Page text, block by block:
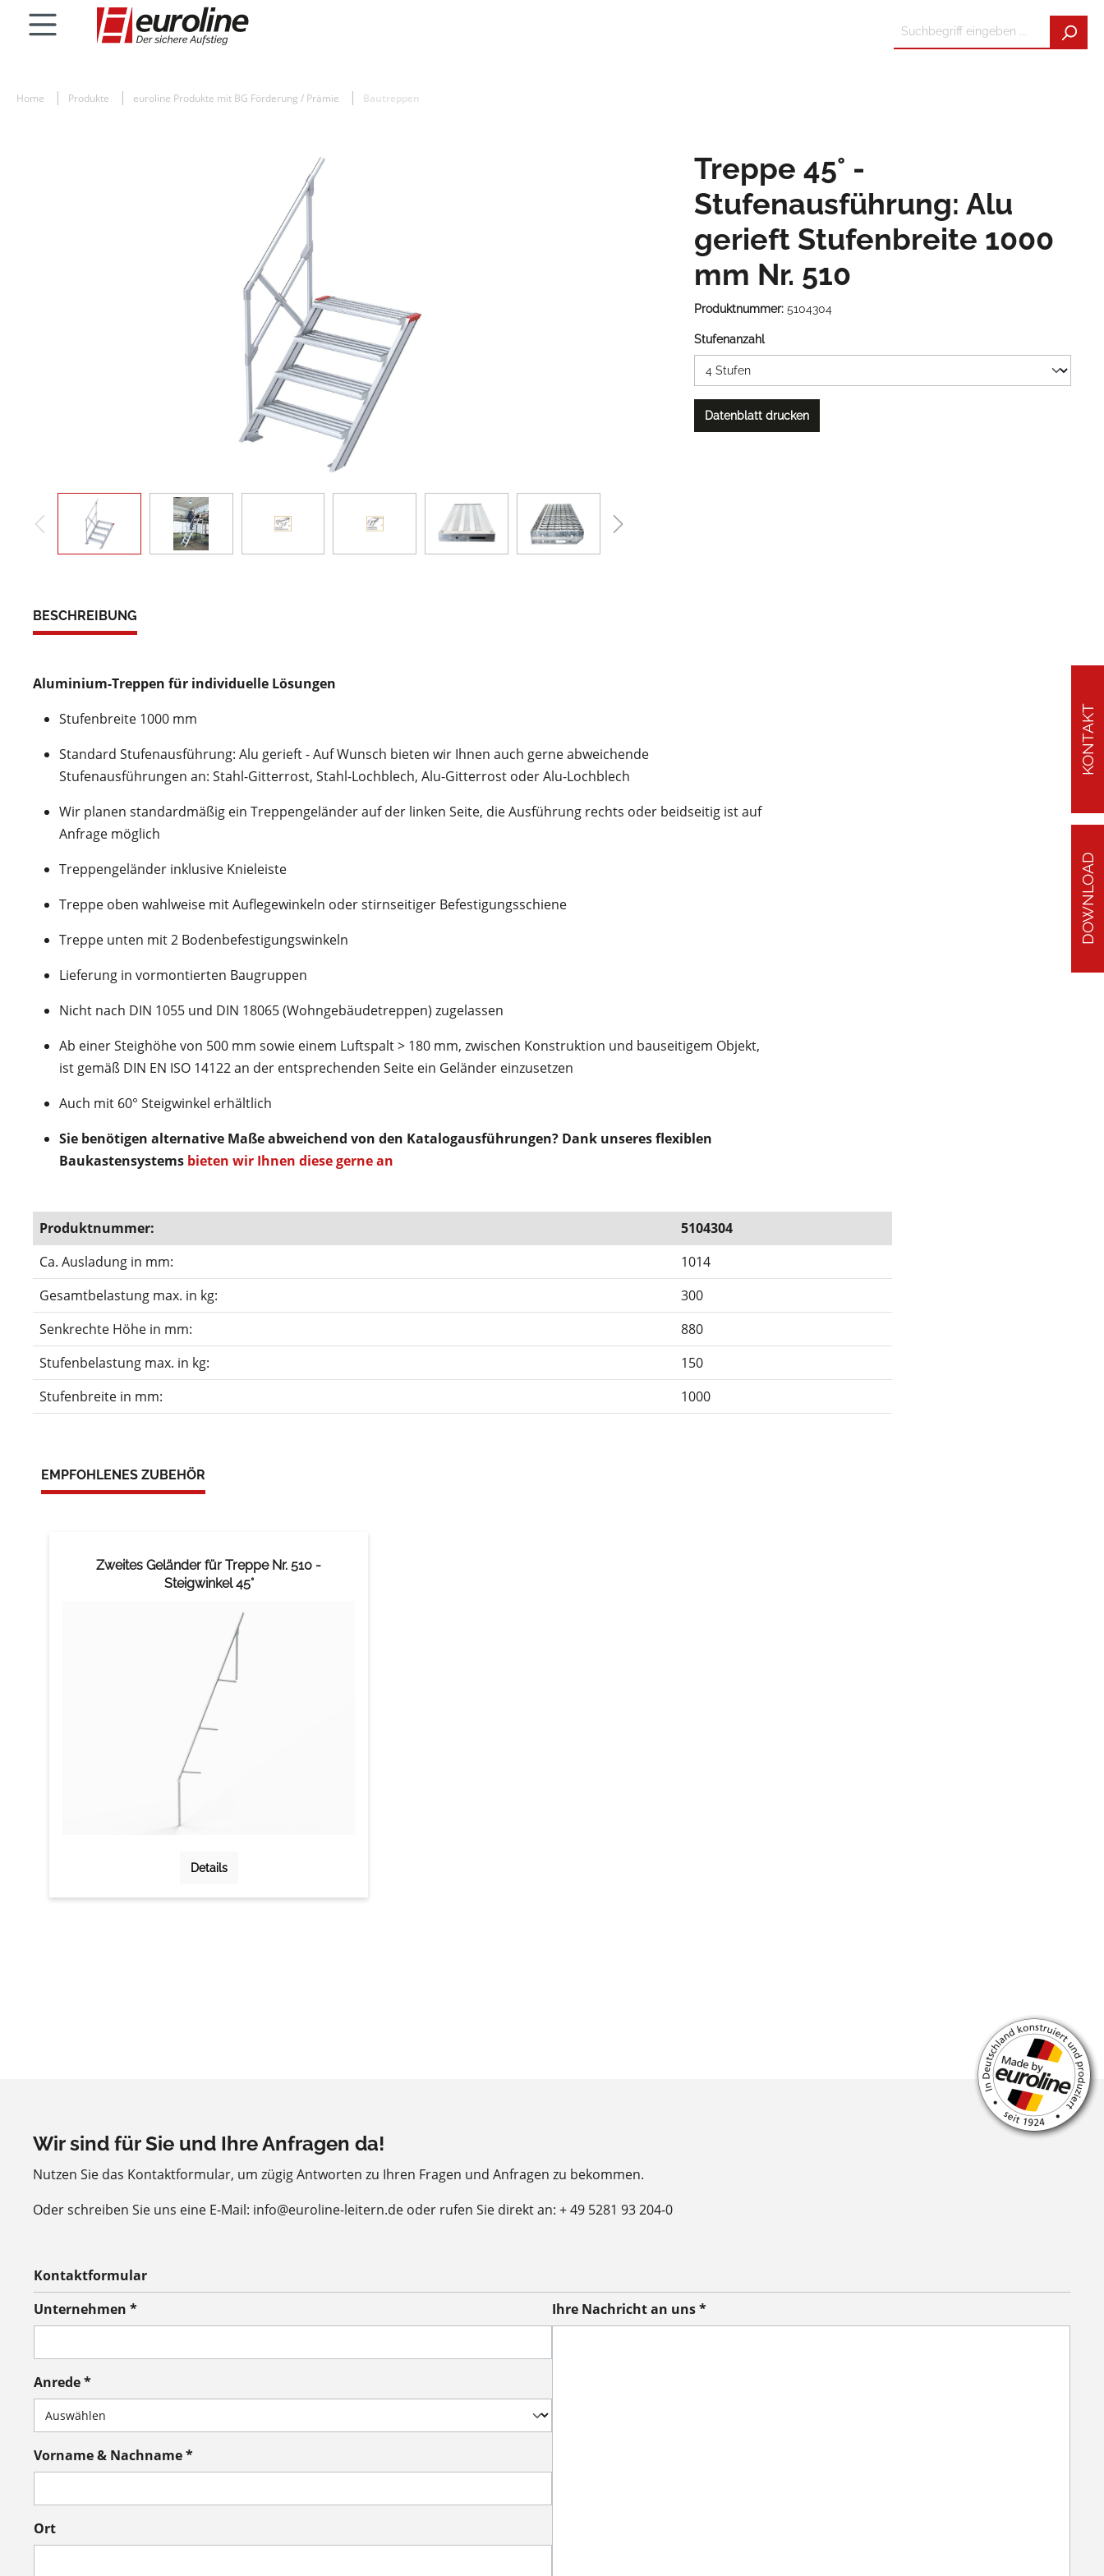
Home Produkte euroline Produkte mit BG Förderung / Prämie Bautreppen
Treppe 45° -
Stufenausführung: Alu
gerieft Stufenbreite 1000
mm Nr. 510
Produktnummer: 5104304
Stufenanzahl
Datenblatt drucken
BESCHREIBUNG
Aluminium-Treppen für individuelle Lösungen
Stufenbreite 1000 mm
Standard Stufenausführung: Alu gerieft - Auf Wunsch bieten wir Ihnen auch gerne abweichende
Stufenausführungen an: Stahl-Gitterrost, Stahl-Lochblech, Alu-Gitterrost oder Alu-Lochblech
Wir planen standardmäßig ein Treppengeländer auf der linken Seite, die Ausführung rechts oder beidseitig ist auf
Anfrage möglich
Treppengeländer inklusive Knieleiste
Treppe oben wahlweise mit Auflegewinkeln oder stirnseitiger Befestigungsschiene
Treppe unten mit 2 Bodenbefestigungswinkeln
Lieferung in vormontierten Baugruppen
Nicht nach DIN 1055 und DIN 18065 (Wohngebäudetreppen) zugelassen
Ab einer Steighöhe von 500 mm sowie einem Luftspalt > 180 mm, zwischen Konstruktion und bauseitigem Objekt,
ist gemäß DIN EN ISO 14122 an der entsprechenden Seite ein Geländer einzusetzen
Auch mit 60° Steigwinkel erhältlich
Sie benötigen alternative Maße abweichend von den Katalogausführungen? Dank unseres flexiblen
Baukastensystems bieten wir Ihnen diese gerne an
Produktnummer:
5104304
Ca. Ausladung in mm:
1014
Gesamtbelastung max. in kg:
300
Senkrechte Höhe in mm:
880
Stufenbelastung max. in kg:
150
Stufenbreite in mm:
1000
EMPFOHLENES ZUBEHÖR
Zweites Geländer für Treppe Nr. 510 -
Steigwinkel 45°
Details
DOWNLOAD
KONTAKT
Wir sind für Sie und Ihre Anfragen da!
Nutzen Sie das Kontaktformular, um zügig Antworten zu Ihren Fragen und Anfragen zu bekommen.
Oder schreiben Sie uns eine E-Mail: info@euroline-leitern.de oder rufen Sie direkt an: + 49 5281 93 204-0
Kontaktformular
Unternehmen *
Anrede *
Vorname & Nachname *
Ort
Ihre Nachricht an uns *